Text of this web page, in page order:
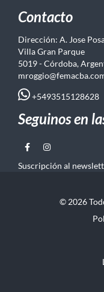
Contacto
Dirección: A. Jose
Villa Gran Parque
5019 - Córdoba,
+5493515128628
Seguinos en
Suscripción al
© 2026